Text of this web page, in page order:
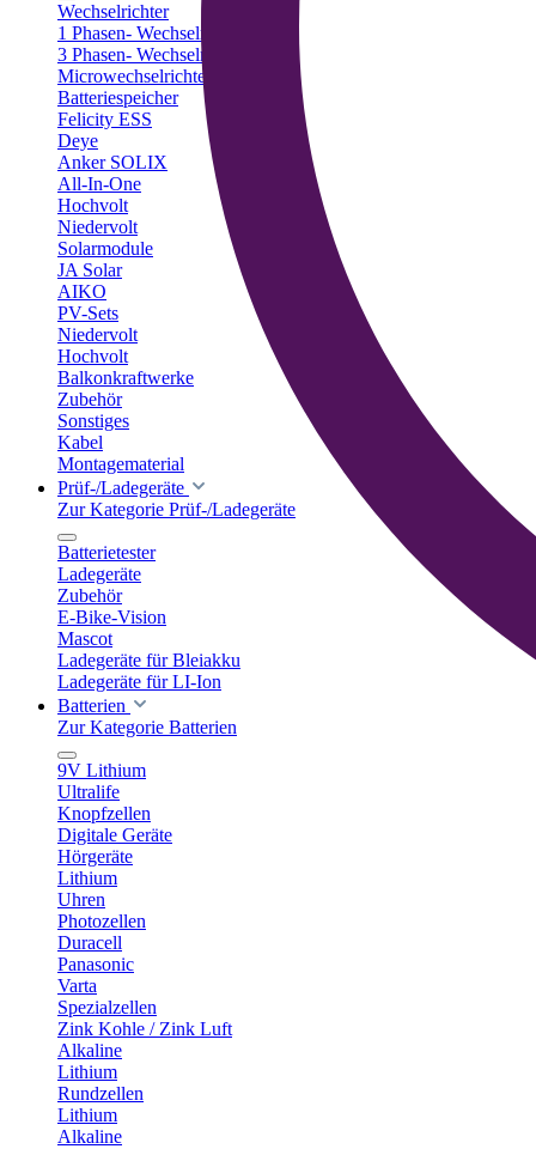
Wechselrichter
1 Phasen- Wechselrichter
3 Phasen- Wechselrichter
Microwechselrichter
Batteriespeicher
Felicity ESS
Deye
Anker SOLIX
All-In-One
Hochvolt
Niedervolt
Solarmodule
JA Solar
AIKO
PV-Sets
Niedervolt
Hochvolt
Balkonkraftwerke
Zubehör
Sonstiges
Kabel
Montagematerial
Prüf-/Ladegeräte
Zur Kategorie Prüf-/Ladegeräte
Batterietester
Ladegeräte
Zubehör
E-Bike-Vision
Mascot
Ladegeräte für Bleiakku
Ladegeräte für LI-Ion
Batterien
Zur Kategorie Batterien
9V Lithium
Ultralife
Knopfzellen
Digitale Geräte
Hörgeräte
Lithium
Uhren
Photozellen
Duracell
Panasonic
Varta
Spezialzellen
Zink Kohle / Zink Luft
Alkaline
Lithium
Rundzellen
Lithium
Alkaline